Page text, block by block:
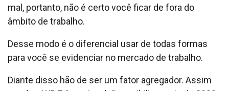
mal, portanto, não é certo você ficar de fora do
âmbito de trabalho.
Desse modo é o diferencial usar de todas formas
para você se evidenciar no mercado de trabalho.
Diante disso hão de ser um fator agregador. Assim